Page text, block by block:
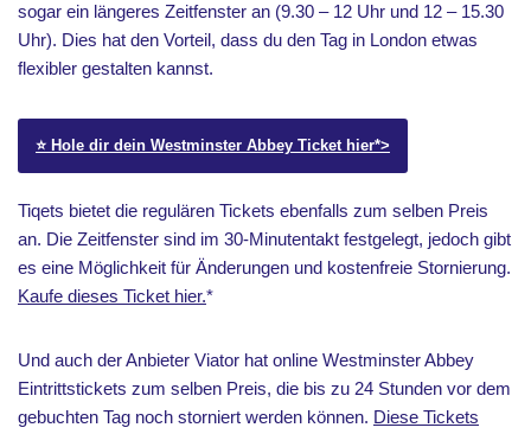
sogar ein längeres Zeitfenster an (9.30 – 12 Uhr und 12 – 15.30
Uhr). Dies hat den Vorteil, dass du den Tag in London etwas
flexibler gestalten kannst.
⭐️ Hole dir dein Westminster Abbey Ticket hier*>
Tiqets bietet die regulären Tickets ebenfalls zum selben Preis
an. Die Zeitfenster sind im 30-Minutentakt festgelegt, jedoch gibt
es eine Möglichkeit für Änderungen und kostenfreie Stornierung.
Kaufe dieses Ticket hier.*
Und auch der Anbieter Viator hat online Westminster Abbey
Eintrittstickets zum selben Preis, die bis zu 24 Stunden vor dem
gebuchten Tag noch storniert werden können. Diese Tickets